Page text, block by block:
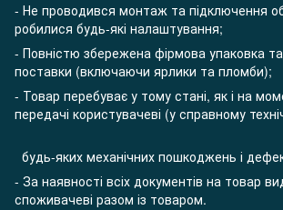
- Не проводився монтаж та підключення
робилися будь-які налаштування;
- Повністю збережена фірмова упаковка
поставки (включаючи ярлики та пломби);
- Товар перебуває у тому стані, як і на
передачі користувачеві (у справному
будь-яких механічних пошкоджень і
- За наявності всіх документів на товар
споживачеві разом із товаром.